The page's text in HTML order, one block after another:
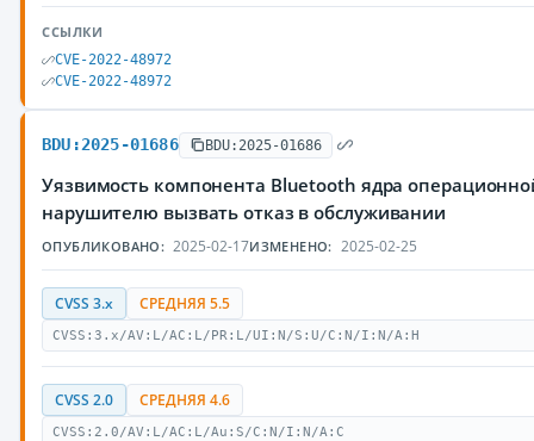
ССЫЛКИ
CVE-2022-48972
CVE-2022-48972
BDU:2025-01686 BDU:2025-01686
Уязвимость компонента Bluetooth ядра
нарушителю вызвать отказ в обслуживании
ОПУБЛИКОВАНО: 2025-02-17ИЗМЕНЕНО: 2025-02-25
CVSS 3.x СРЕДНЯЯ 5.5
CVSS:3.x/AV:L/AC:L/PR:L/UI:N/S:U/C:N/I:N/A:H
CVSS 2.0 СРЕДНЯЯ 4.6
CVSS:2.0/AV:L/AC:L/Au:S/C:N/I:N/A:C